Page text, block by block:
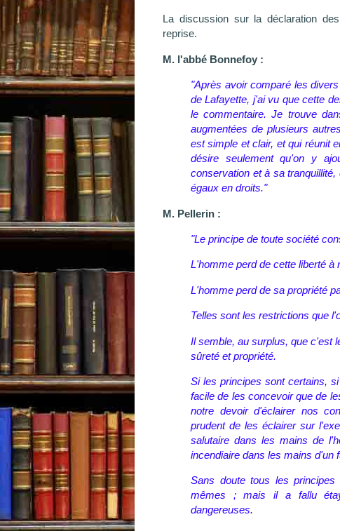
La discussion sur la déclaration
reprise.
M. l'abbé Bonnefoy :
"Après avoir comparé les
de Lafayette, j'ai vu que cette
le commentaire. Je trouve
augmentées de plusieurs
est simple et clair, et qui réunit
désire seulement qu'on y
conservation et à sa
égaux en droits."
M. Pellerin :
"Le principe de toute société
L'homme perd de cette liberté à
L'homme perd de sa propriété
Telles sont les restrictions que
Il semble, au surplus, que c'est
sûreté et propriété.
Si les principes sont certains,
facile de les concevoir que de
notre devoir d'éclairer nos
prudent de les éclairer sur
salutaire dans les mains de
incendiaire dans les mains d'un
Sans doute tous les
mêmes ; mais il a fallu
dangereuses.